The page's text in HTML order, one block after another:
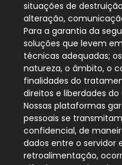
situações de
alteração,
Para a garantia da
soluções que levem
técnicas adequadas;
natureza, o âmbito, o
finalidades do
direitos e liberdades do
Nossas plataformas
pessoais se
confidencial, de
dados entre o servidor
retroalimentação,